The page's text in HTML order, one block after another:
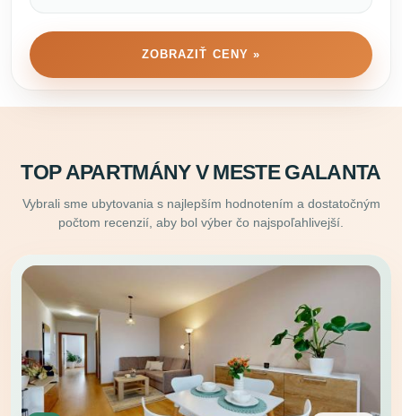
ZOBRAZIŤ CENY »
TOP APARTMÁNY V MESTE GALANTA
Vybrali sme ubytovania s najlepším hodnotením a dostatočným
počtom recenzií, aby bol výber čo najspoľahlivejší.